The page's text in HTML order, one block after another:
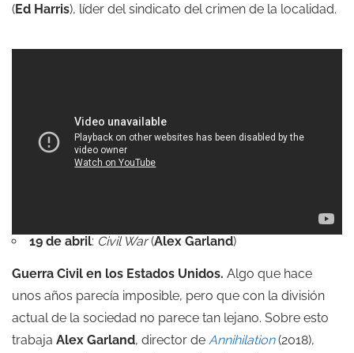
(Ed Harris), líder del sindicato del crimen de la localidad.
19 de abril: Civil War(Alex Garland)
Guerra Civil en los Estados Unidos. Algo que hace
unos años parecía imposible, pero que con la división
actual de la sociedad no parece tan lejano. Sobre esto
trabaja Alex Garland, director de Annihilation (2018),